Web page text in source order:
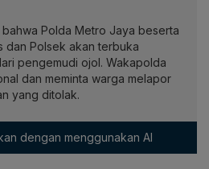
Polda Metro Jaya beserta
dan Polsek akan terbuka
pengemudi ojol. Wakapolda
dan meminta warga melapor
yang ditolak.
dengan menggunakan AI